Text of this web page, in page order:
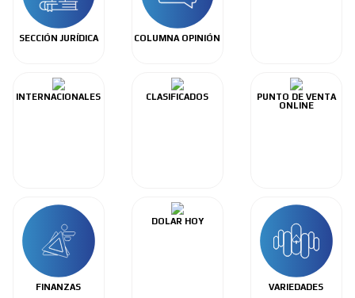
SECCIÓN JURÍDICA COLUMNA OPINIÓN
INTERNACIONALES CLASIFICADOS
PUNTO DE VENTA
ONLINE
FINANZAS
DOLAR HOY
VARIEDADES